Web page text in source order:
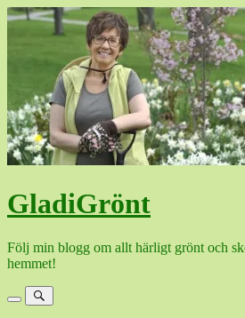
Hoppa
GladiGrönt
Följ min blogg om allt härligt grönt och
hemmet!
MenySök